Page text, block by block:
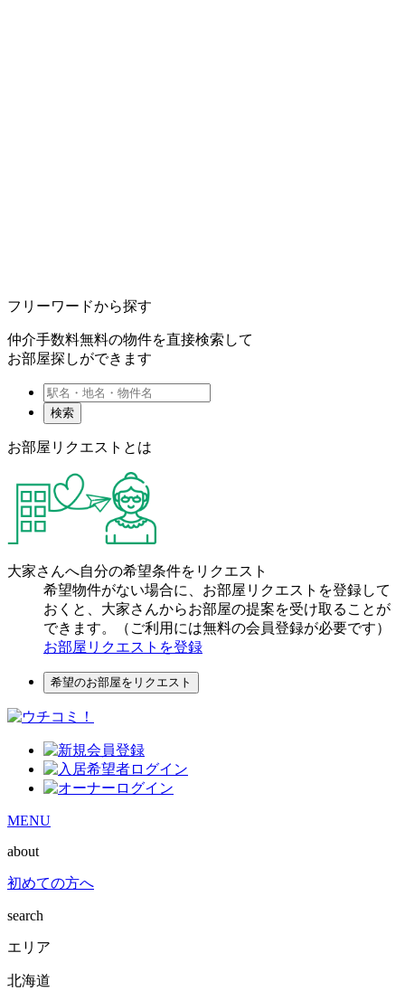
フリーワードから探す
仲介手数料無料の物件を直接検索して
お部屋探しができます
検索
お部屋リクエストとは
大家さんへ自分の希望条件をリクエスト
希望物件がない場合に、お部屋リクエストを登録して
おくと、大家さんからお部屋の提案を受け取ることが
できます。（ご利用には無料の会員登録が必要です）
お部屋リクエストを登録
希望のお部屋をリクエスト
MENU
about
初めての方へ
search
エリア
北海道